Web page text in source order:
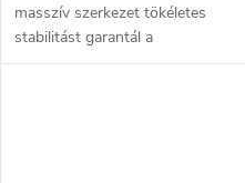
masszív szerkezet tökéletes
stabilitást garantál a
legnehezebb rönkök